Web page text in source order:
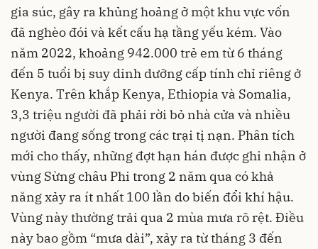
gia súc, gây ra khủng hoảng ở một khu vực vốn
đã nghèo đói và kết cấu hạ tầng yếu kém. Vào
năm 2022, khoảng 942.000 trẻ em từ 6 tháng
đến 5 tuổi bị suy dinh dưỡng cấp tính chỉ riêng ở
Kenya. Trên khắp Kenya, Ethiopia và Somalia,
3,3 triệu người đã phải rời bỏ nhà cửa và nhiều
người đang sống trong các trại tị nạn. Phân tích
mới cho thấy, những đợt hạn hán được ghi nhận ở
vùng Sừng châu Phi trong 2 năm qua có khả
năng xảy ra ít nhất 100 lần do biến đổi khí hậu.
Vùng này thường trải qua 2 mùa mưa rõ rệt. Điều
này bao gồm “mưa dài”, xảy ra từ tháng 3 đến